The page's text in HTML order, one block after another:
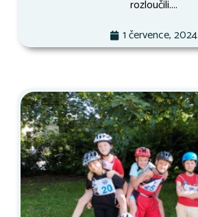
rozloučili....
1 července, 2024